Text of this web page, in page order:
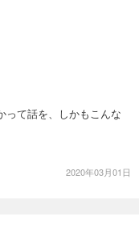
って話を、しかもこんな
2020年03月01日